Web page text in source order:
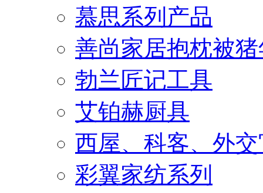
慕思系列产品
善尚家居抱枕被
勃兰匠记工具
艾铂赫厨具
西屋、科客、外
彩翼家纺系列